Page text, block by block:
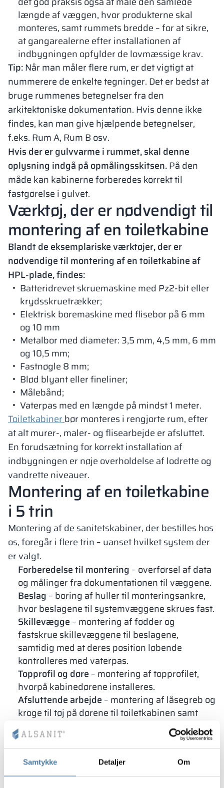
Samtykke Detaljer Om
længde af væggen, hvor produkterne skal
monteres, samt rummets bredde – for at sikre,
at gangarealerne efter installationen af
indbygningen opfylder de lovmæssige krav.
Tip:Når man måler flere rum, er det vigtigt at
nummerere de enkelte tegninger. Det er bedst at
bruge rummenes betegnelser fra den
arkitektoniske dokumentation. Hvis denne ikke
findes, kan man give hjælpende betegnelser,
f.eks. Rum A, Rum B osv.
Hvis der er gulvvarme i rummet, skal denne
oplysning indgå på opmålingsskitsen.På den
måde kan kabinerne forberedes korrekt til
fastgørelse i gulvet.
Værktøj, der er nødvendigt til
montering af en toiletkabine
Blandt de eksemplariske værktøjer, der er
nødvendige til montering af en toiletkabine af
HPL-plade, findes:
Batteridrevet skruemaskine med Pz2-bit eller
krydsskruetrækker;
Elektrisk boremaskine med flisebor på 6 mm
og 10 mm
Metalbor med diameter: 3,5 mm, 4,5 mm, 6 mm
og 10,5 mm;
Fastnøgle 8 mm;
Blød blyant eller fineliner;
Målebånd;
Vaterpas med en længde på mindst 1 meter.
Toiletkabinerbør monteres i rengjorte rum, efter
at alt murer-, maler- og flisearbejde er afsluttet.
En forudsætning for korrekt installation af
indbygningen er nøje overholdelse af lodrette og
vandrette niveauer.
Montering af en toiletkabine
i 5 trin
Montering af de sanitetskabiner, der bestilles hos
os, foregår i flere trin – uanset hvilket system der
er valgt.
Forberedelse til montering – overførsel af data
og målinger fra dokumentationen til væggene.
Beslag – boring af huller til monteringsankre,
hvor beslagene til systemvæggene skrues fast.
Skillevægge – montering af fødder og
fastskrue skillevæggene til beslagene,
samtidig med at deres position løbende
kontrolleres med vaterpas.
Topprofil og døre – montering af topprofilet,
hvorpå kabinedørene installeres.
Afsluttende arbejde – montering af låsegreb og
kroge til tøj på dørene til toiletkabinen samt
rengøring af indbygningen.
Til hvert system til montering af en toiletkabine
hvilke værktøjer og tilbehør der skal bruges.